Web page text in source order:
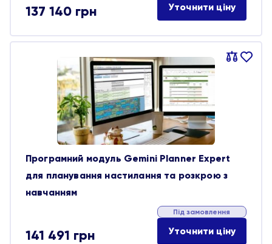
137 140 грн Уточнити ціну
Порівняти
В
Програмний модуль Gemini Planner Expert
для планування настилання та розкрою з
навчанням
141 491 грн
Під замовлення
Уточнити ціну